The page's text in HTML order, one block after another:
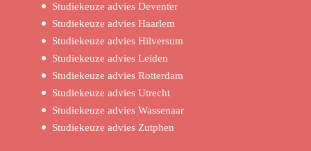
Studiekeuze advies Deventer
Studiekeuze advies Haarlem
Studiekeuze advies Hilversum
Studiekeuze advies Leiden
Studiekeuze advies Rotterdam
Studiekeuze advies Utrecht
Studiekeuze advies Wassenaar
Studiekeuze advies Zutphen